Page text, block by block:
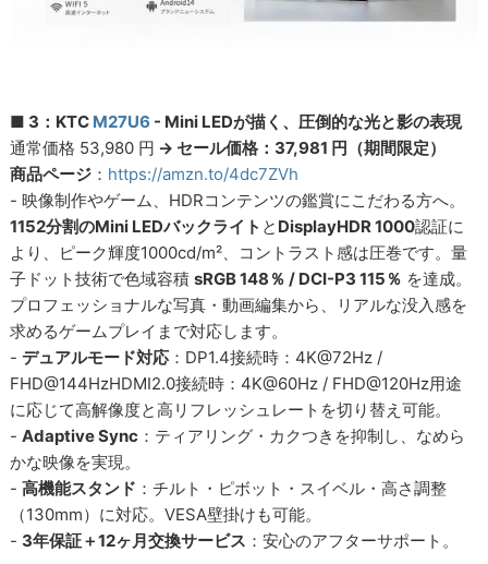
■ 3：KTC M27U6 - Mini LEDが描く、圧倒的な光と影の表現
通常価格 53,980 円 → セール価格：37,981 円（期間限定）
商品ページ ： https://amzn.to/4dc7ZVh
- 映像制作やゲーム、HDRコンテンツの鑑賞にこだわる方へ。
1152分割のMini LEDバックライト と DisplayHDR 1000認証に
より、ピーク輝度1000cd/m²、コントラスト感は圧巻です。量
子ドット技術で色域容積sRGB 148％ / DCI-P3 115％ を達成。
プロフェッショナルな写真・動画編集から、リアルな没入感を
求めるゲームプレイまで対応します。
-デュアルモード対応 ：DP1.4接続時：4K@72Hz /
FHD@144HzHDMI2.0接続時：4K@60Hz / FHD@120Hz用途
に応じて高解像度と高リフレッシュレートを切り替え可能。
-Adaptive Sync ：ティアリング・カクつきを抑制し、なめら
かな映像を実現。
-高機能スタンド ：チルト・ピボット・スイベル・高さ調整
（130mm）に対応。VESA壁掛けも可能。
- 3年保証＋12ヶ月交換サービス ：安心のアフターサポート。